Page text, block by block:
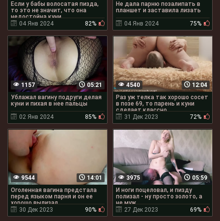
Если у бабы волосатая пизда,
то это не значит, что она
недостойна куни
04 Янв 2024
82%
Не дала парню позалипать в
планшет и заставила лизать
04 Янв 2024
75%
05:21
1157
Ублажал вагину подруги делая
куни и пихая в нее пальцы
02 Янв 2024
85%
12:04
4540
Раз уж телка так хорошо сосет
в позе 69, то парень и куни
сделает классно
31 Дек 2023
72%
14:01
9544
Оголенная вагина предстала
перед языком парня и он ее
хорошо вылизал
30 Дек 2023
90%
05:59
3975
И ноги поцеловал, и пизду
полизал - ну просто золото, а
не муж
27 Дек 2023
69%